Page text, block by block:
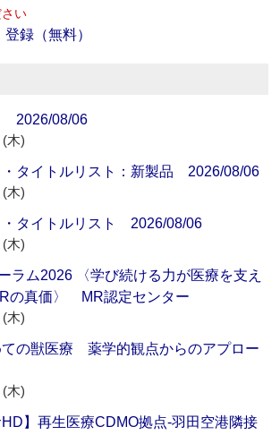
い
録（無料）
2026/08/06
木)
・タイトルリスト：新製品 2026/08/06
木)
・タイトルリスト 2026/08/06
木)
ラム2026 〈学び続ける力が医療を支え
の真価〉 MR認定センター
木)
ての獣医療 薬学的観点からのアプロー
木)
HD】再生医療CDMO拠点‐羽田空港隣接